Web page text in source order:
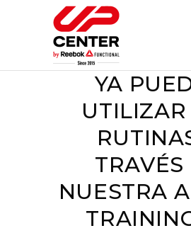
YA
UTILIZAR
TRAVÉS
NUESTRA